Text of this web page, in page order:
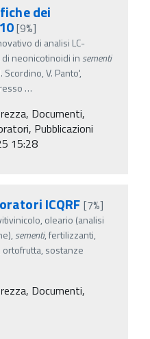
dei
[9%]
di analisi LC-
di neonicotinoidi in sementi
V. Panto',
…
Documenti,
Pubblicazioni
15:28
ICQRF [7%]
oleario (analisi
sementi, fertilizzanti,
ortofrutta, sostanze
Documenti,